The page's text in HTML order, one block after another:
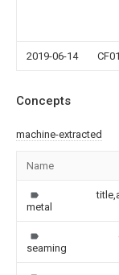
2019-06-14 CF01
Concepts
machine-extracted
Name
metal
seaming